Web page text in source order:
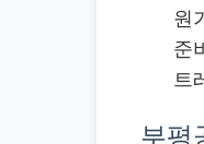
원
준
트